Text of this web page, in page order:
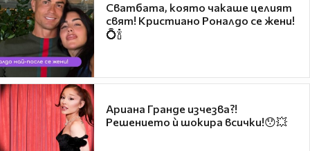
Сватбата, която чакаше целият
свят! Кристиано Роналдо се жени!
💍🍾
Ариана Гранде изчезва?!
Решението ѝ шокира всички!😯💥